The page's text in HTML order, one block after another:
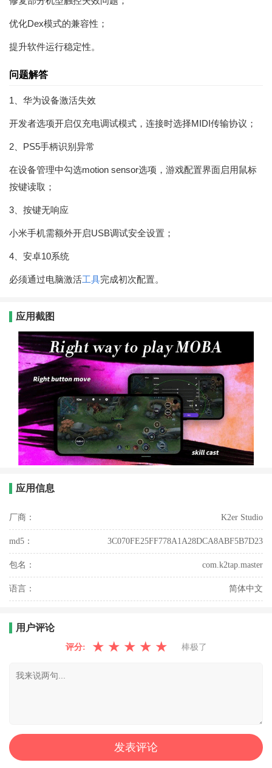
优化Dex模式的兼容性；
提升软件运行稳定性。
问题解答
1、华为设备激活失效
开发者选项开启仅充电调试模式，连接时选择MIDI传输协议；
2、PS5手柄识别异常
在设备管理中勾选motion sensor选项，游戏配置界面启用鼠标
按键读取；
3、按键无响应
小米手机需额外开启USB调试安全设置；
4、安卓10系统
必须通过电脑激活工具完成初次配置。
应用截图
应用信息
厂商： K2er Studio
md5： 3C070FE25FF778A1A28DCA8ABF5B7D23
包名： com.k2tap.master
语言： 简体中文
用户评论
评分: ★ ★ ★ ★ ★ 棒极了